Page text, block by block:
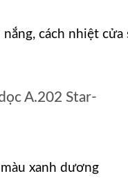
nắng, cách nhiệt
A.202 Star-
xanh dương